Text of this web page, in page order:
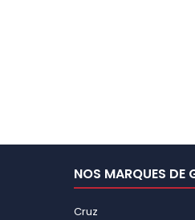
NOS MARQUES DE
Cruz